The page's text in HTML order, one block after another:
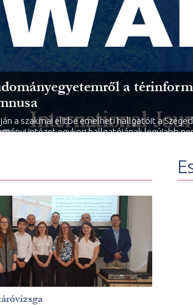
a
a szakmai elitbe emelheti hallgatóit a
Intézet egykori hallgatójának legújabb